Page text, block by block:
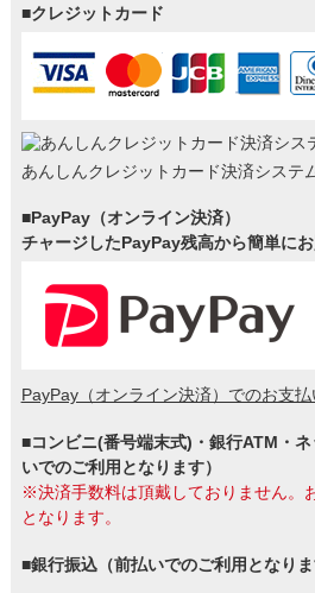
■クレジットカード
あんしんクレジットカード決済システ
■PayPay（オンライン決済）
チャージしたPayPay残高から簡単にお
PayPay（オンライン決済）でのお支払
■コンビニ(番号端末式)・銀行ATM・
いでのご利用となります）
※決済手数料は頂戴しておりません。
となります。
■銀行振込（前払いでのご利用となりま